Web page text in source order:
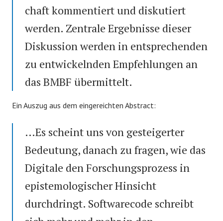
chaft kommentiert und diskutiert
werden. Zentrale Ergebnisse dieser
Diskussion werden in entsprechenden
zu entwickelnden Empfehlungen an
das BMBF übermittelt.
Ein Auszug aus dem eingereichten Abstract:
…Es scheint uns von gesteigerter
Bedeutung, danach zu fragen, wie das
Digitale den Forschungsprozess in
epistemologischer Hinsicht
durchdringt. Softwarecode schreibt